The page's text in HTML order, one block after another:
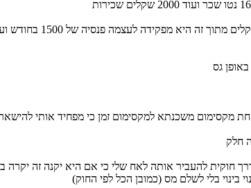
מקסימום משכנתא למקסימום זמן כי מפחיד אותי
חלק
להעביר אותה לאח שלי כי אם היא יקנה זה יקרה בטח
בינוי בלי לשלם מס (כמובן הכל לפי החוק)